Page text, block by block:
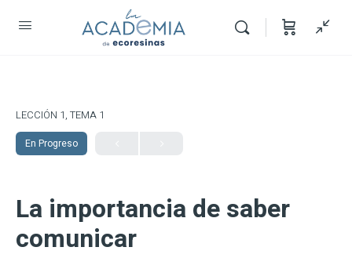
LECCIÓN 1, TEMA 1
En Progreso
La importancia de saber
comunicar